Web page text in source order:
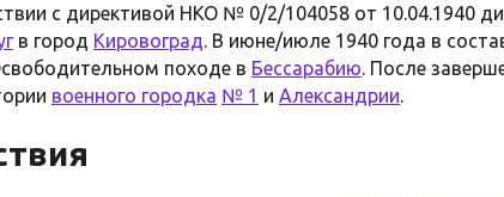
с директивой НКО № 0/2/104058 от 10.04.1940
в город Кировоград. В июне/июле 1940 года в
походе в Бессарабию. После
военного городка № 1 и Александрии.